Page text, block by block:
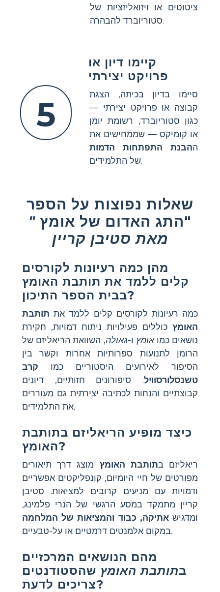
ציטוטים או ויזואליזציות של
סטוריוברד להבהרה.
5
קיימו דיון או
פרויקט יצירתי
סיימו בדיון בכיתה, הצגת
קבוצה או פרויקט יצירתי —
כגון סטוריוברד, רשומת יומן
או קומיקס — שממחישים את
ההבנת התפתחות הדמות
של התלמידים.
שאלות נפוצות על הספר
"התג האדום של אומץ "
מאת סטיבן קריין
מהן כמה רעיונות לקורסים
קלים ללמד את תותבת האומץ
בבית הספר התיכון?
כמה רעיונות לקורסים קלים ללמד את תותבת
האומץ כוללים פעילויות ניתוח דמויות, חקירת
נושאים כמואומץ ו-גאולה, השוואת הריאליזם של
הרומן לתנועות ספרותיות אחרות וקשר בין
הסיפור לאירועים היסטוריים כמו קרב
טשנסלורסוויל. סיפורונים חזותיים, דיונים
קבוצתיים והנחות לכתיבה יצירתית גם מעוררים
את התלמידים.
כיצד מופיע הריאליזם בתותבת
האומץ?
ריאליזם בתותבת האומץ מוצג דרך תיאורים
מפורטים של חיי היומיום, קונפליקטים אפשריים
ודמויות עם מניעים קרובים למציאות. סטיבן
קריין מתמקד במסע הרגשי של הנרי פלמינג,
ומדגישאתיקה, כבוד והמציאות של המלחמה
במקום אלמנטים דרמטיים או על-טבעיים.
מהם הנושאים המרכזיים
בתותבת האומץ שהסטודנטים
צריכים לדעת?